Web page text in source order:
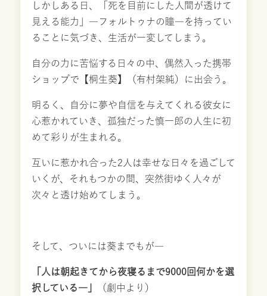
しかしある日、「死を目前にした人間が透けて
見える能力」―フォルトゥナの瞳―を持ってい
ることに気づき、生活が一変してしまう。
自分の力に苦悩する日々の中、偶然入った携帯
ショップで【桐生葵】（有村架純）に出会う。
明るく、自分に夢や自信を与えてくれる彼女に
心惹かれていき、孤独だった慎一郎の人生に初
めて彩りが生まれる。
互いに惹かれ合った2人は幸せな日々を過ごして
いくが、それもつかの間、突然街ゆく人々が
次々と透け始めてしまう。
そして、ついには葵までもが―
「人は朝起きてから夜寝るまで9000回何かを選
択している―」
（劇中より）